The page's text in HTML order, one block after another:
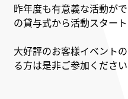
昨年度も有意義な活動が
の貸与式から活動スタート
大好評のお客様イベント
る方は是非ご参加ください